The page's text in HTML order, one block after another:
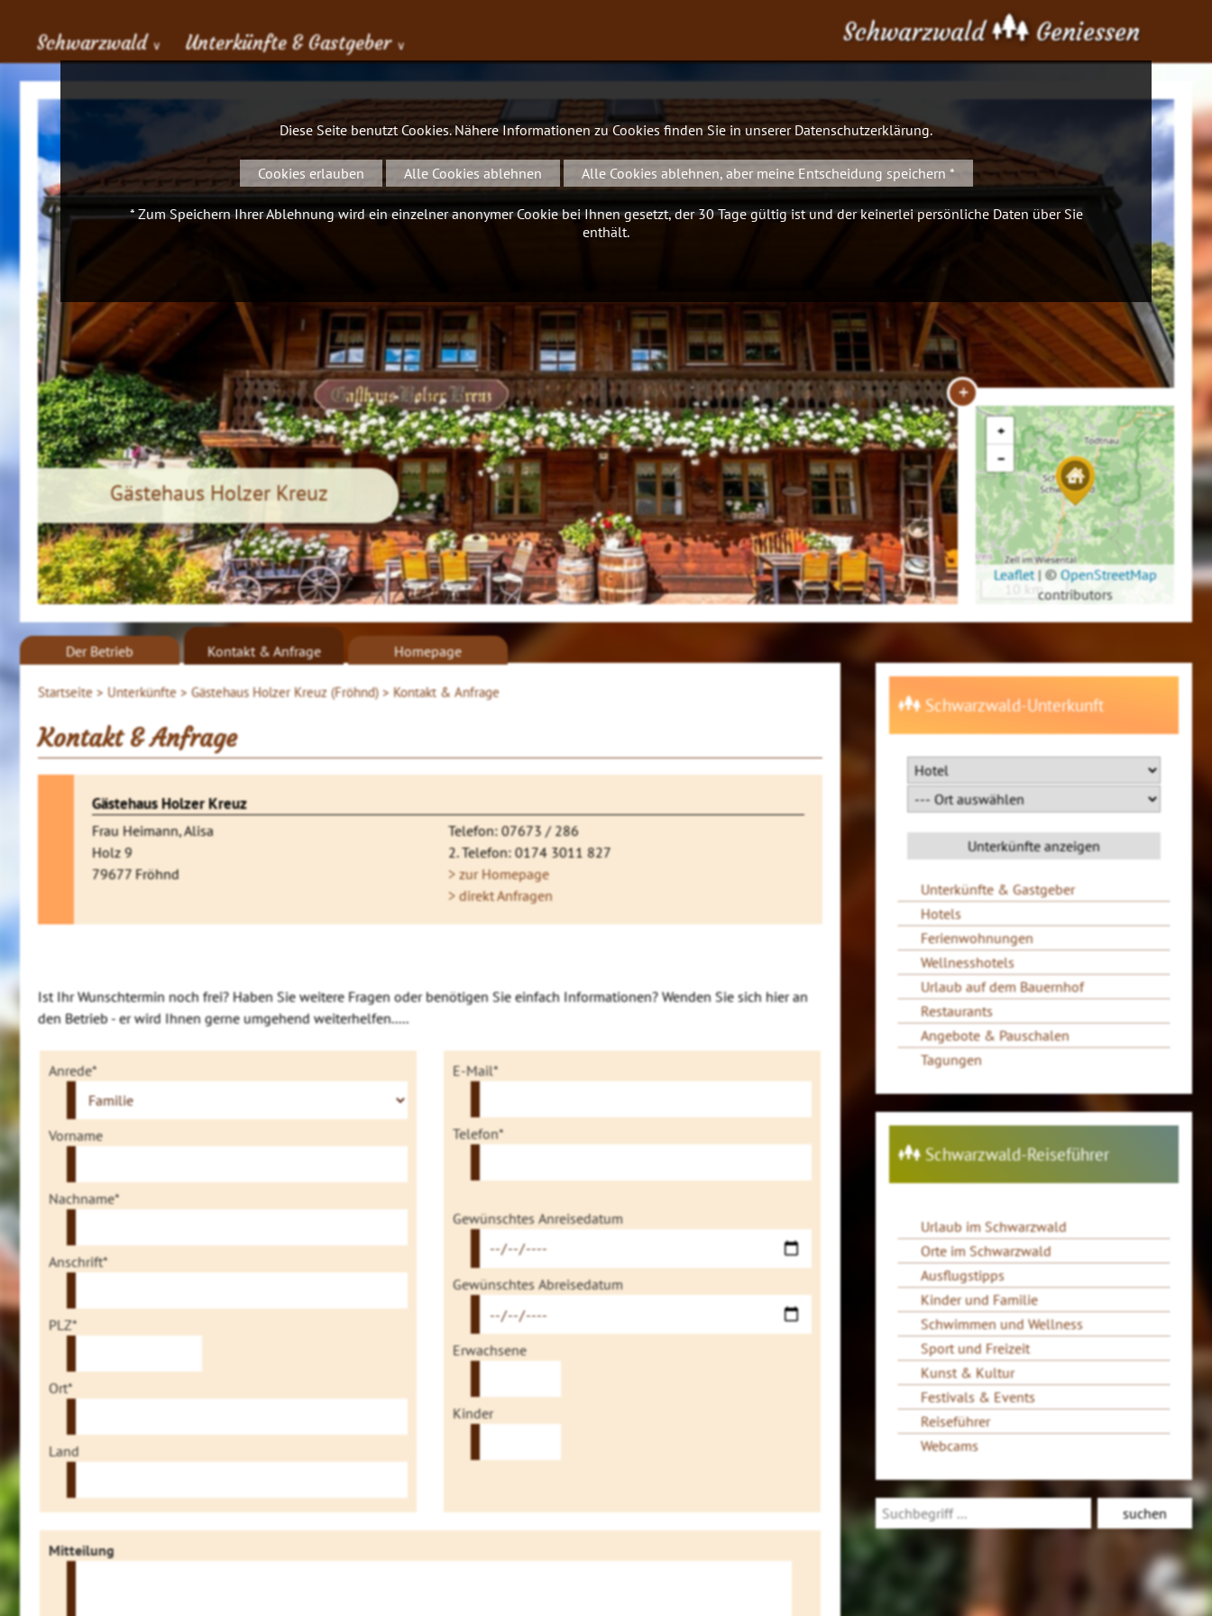
Schwarzwald ∨ Unterkünfte & Gastgeber ∨ Schwarzwald Geniessen
Gästehaus Holzer Kreuz
+
+
−
10 km
Leaflet |©OpenStreetMap
contributors
Startseite > Unterkünfte >Gästehaus Holzer Kreuz (Fröhnd) > Kontakt & Anfrage
Der Betrieb Kontakt & Anfrage Homepage
Kontakt & Anfrage
Gästehaus Holzer Kreuz
Frau Heimann, Alisa
Holz 9
79677 Fröhnd
Telefon: 07673 / 286
2. Telefon: 0174 3011 827
> zur Homepage
> direkt Anfragen
Ist Ihr Wunschtermin noch frei? Haben Sie weitere Fragen oder benötigen Sie einfach Informationen? Wenden Sie sich hier an
den Betrieb - er wird Ihnen gerne umgehend weiterhelfen.....
Anrede*
Vorname
Nachname*
Anschrift*
PLZ*
Ort*
Land
E-Mail*
Telefon*
Gewünschtes Anreisedatum
Gewünschtes Abreisedatum
Erwachsene
Kinder
Mitteilung
Schwarzwald-Unterkunft
Unterkünfte & Gastgeber
Hotels
Ferienwohnungen
Wellnesshotels
Urlaub auf dem Bauernhof
Restaurants
Angebote & Pauschalen
Tagungen
Schwarzwald-Reiseführer
Urlaub im Schwarzwald
Orte im Schwarzwald
Ausflugstipps
Kinder und Familie
Schwimmen und Wellness
Sport und Freizeit
Kunst & Kultur
Festivals & Events
Reiseführer
Webcams
Diese Seite benutzt Cookies. Nähere Informationen zu Cookies finden Sie in unserer Datenschutzerklärung.
Cookies erlauben Alle Cookies ablehnen Alle Cookies ablehnen, aber meine Entscheidung speichern *
* Zum Speichern Ihrer Ablehnung wird ein einzelner anonymer Cookie bei Ihnen gesetzt, der 30 Tage gültig ist und der keinerlei persönliche Daten über Sie
enthält.